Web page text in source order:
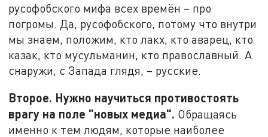
русофобского мифа всех времён – про
погромы. Да, русофобского, потому что внутри
мы знаем, положим, кто лакх, кто аварец, кто
казак, кто мусульманин, кто православный. А
снаружи, с Запада глядя, – русские.
Второе. Нужно научиться противостоять
врагу на поле "новых медиа". Обращаясь
именно к тем людям, которые наиболее